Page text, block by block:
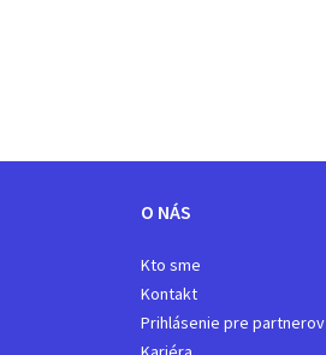
O NÁS
Kto sme
Kontakt
Prihlásenie pre partnerov